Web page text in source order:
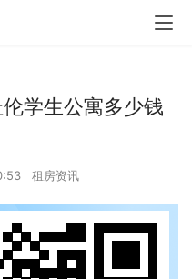
学生公寓多少钱
租房资讯